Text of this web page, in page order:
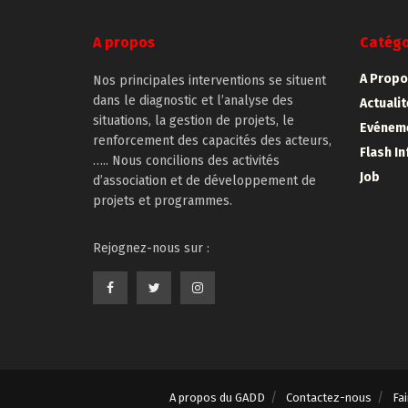
A propos
Nos principales interventions se situent
dans le diagnostic et l’analyse des
situations, la gestion de projets, le
renforcement des capacités des acteurs,
….. Nous concilions des activités
d’association et de développement de
projets et programmes.
Rejognez-nous sur :
A
Flash
Job
A propos du GADD Contactez-nous